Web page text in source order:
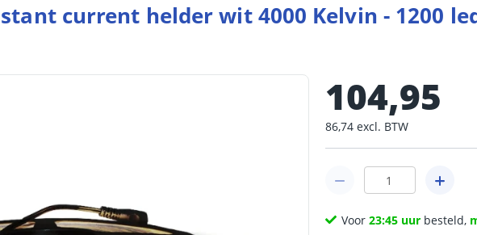
current helder wit 4000 Kelvin - 1200
104,95
86,74 excl. BTW
Voor23:45 uur besteld,